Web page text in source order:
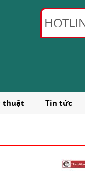
thuật Tin tức